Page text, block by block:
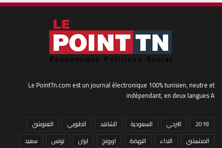
Le PointTn.com est un journal électronique 100% tunisien, neutre et
indépendant, en deux langues A
2018 الترجي السعودية الشاهد الطبوبي
الغنوشي
المشيشي
النداء النهضة اورونج ايران تونس
سعيد